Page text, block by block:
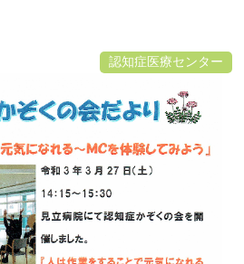
認知症医療センター